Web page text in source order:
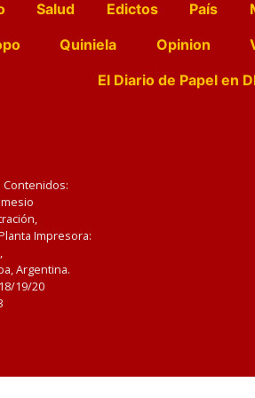
Salud Edictos País
Quiniela Opinion
El Diario de Papel en
Impresora:
Argentina.
19/20